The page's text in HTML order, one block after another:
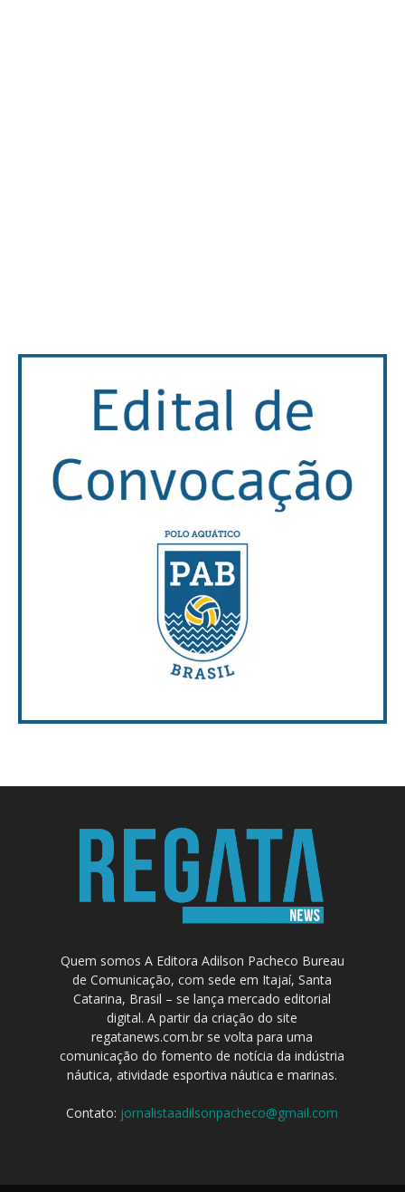
Quem somos A Editora Adilson Pacheco Bureau
de Comunicação, com sede em Itajaí, Santa
Catarina, Brasil – se lança mercado editorial
digital. A partir da criação do site
regatanews.com.br se volta para uma
comunicação do fomento de notícia da indústria
náutica, atividade esportiva náutica e marinas.
Contato: jornalistaadilsonpacheco@gmail.com